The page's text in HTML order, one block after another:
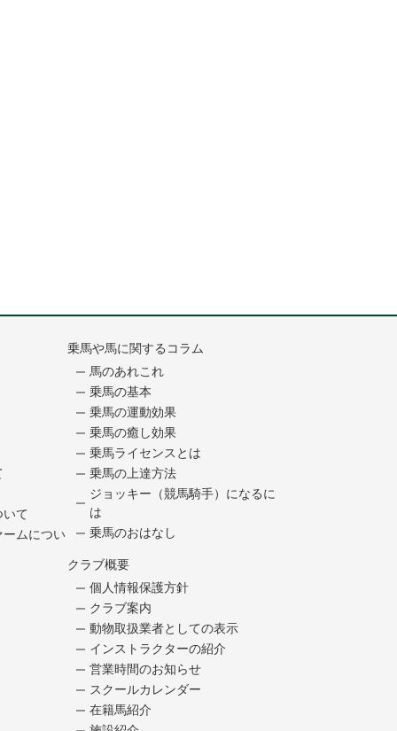
て
ムについ
乗馬や馬に関するコラム
馬のあれこれ
乗馬の基本
乗馬の運動効果
乗馬の癒し効果
乗馬ライセンスとは
乗馬の上達方法
ジョッキー（競馬騎手）になるに
は
乗馬のおはなし
クラブ概要
個人情報保護方針
クラブ案内
動物取扱業者としての表示
インストラクターの紹介
営業時間のお知らせ
スクールカレンダー
在籍馬紹介